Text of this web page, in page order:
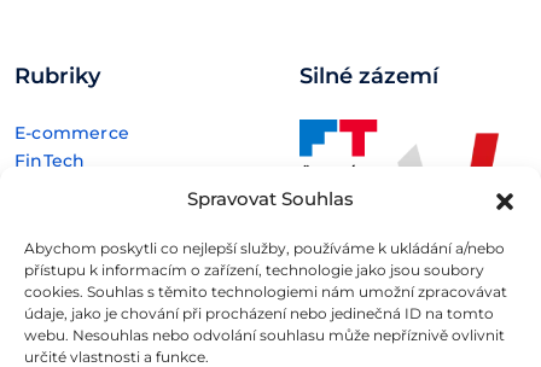
Spravovat Souhlas
Abychom poskytli co nejlepší služby, používáme k ukládání a/nebo
přístupu k informacím o zařízení, technologie jako jsou soubory
cookies. Souhlas s těmito technologiemi nám umožní zpracovávat
údaje, jako je chování při procházení nebo jedinečná ID na tomto
webu. Nesouhlas nebo odvolání souhlasu může nepříznivě ovlivnit
určité vlastnosti a funkce.
Rubriky
E-commerce
FinTech
Technologie
Silné zázemí